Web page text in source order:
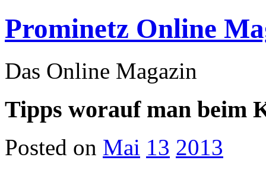
Prominetz Online
Das Online Magazin
Tipps worauf man beim
Posted on Mai 13 2013